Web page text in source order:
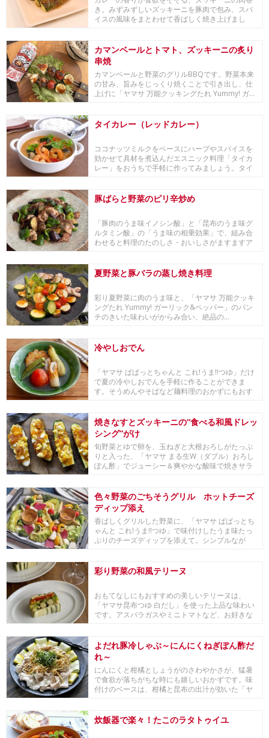
き。みずみずしいズッキーニを豚肉で包み、スパ
イスの風味をまとわせて香ばしく焼き上げまし
カマンベールとトマト、ズッキーニの炙り
串焼
カマンベールと野菜のグリルBBQです。野菜本来
の甘み、旨みをじっくり焼くことで引き出し、仕
上げに「ヤマサ 万能クッキングたれ Yummy! ガ...
タイカレー（レッドカレー）
ココナッツミルクをベースにハーブやスパイスを
効かせて具材を煮込んだエスニック料理「タイカ
レー」をおうちで手軽に作ってみましょう。タイ
豚ばらと野菜のピリ辛炒め
「豚肉のうま味イノシン酸」と「昆布のうま味グ
ルタミン酸」の「うま味の相乗効果」で、組み合
わせると料理のたのしさ・おいしさがますますア
夏野菜と豚バラの蒸し焼き料理
彩り夏野菜に肉のうま味と、「ヤマサ 万能クッキ
ングたれ Yummy! ガーリック&ペッパー」のパン
チのきいた味わいがからみ合い、絶品の...
冷やしおでん
「ヤマサ ぱぱっとちゃんと これ!うま!!つゆ」だけ
で夏の冷やしおでんを手軽に作ることができま
す。そうめんやそばなど麺料理のおかずにもおす
焼きなすとズッキーニの“食べる和風ドレッ
シング”がけ
旬野菜とゆで卵を、玉ねぎと大根おろしがたっぷ
りと入った、「ヤマサ まる生W（ダブル）おろし
ぽん酢」でジューシー＆爽やかな酸味で焼きサラ
色々野菜のごちそうグリル ホットチーズ
ディップ添え
香ばしくグリルした野菜に、「ヤマサ ぱぱっとち
ゃんと これ!うま!!つゆ」で味付けしたうま味たっ
ぷりのチーズディップを添えて。シンプルなが
彩り野菜の和風テリーヌ
おもてなしにもおすすめの美しいテリーヌは、
「ヤマサ昆布つゆ 白だし」を使った上品な味わい
です。アスパラガスやミニトマトなど、お好きな
よだれ豚冷しゃぶ～にんにくねぎぽん酢だ
れ～
にんにくと柑橘としょうがのさわやかさが、猛暑
で食欲が落ちがちな時にも嬉しいおかずです。味
付けのベースは、柑橘と昆布の出汁が効いた「ヤ
炊飯器で楽々！たこのラタトゥイユ